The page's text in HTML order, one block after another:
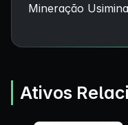
Mineração
Ativos